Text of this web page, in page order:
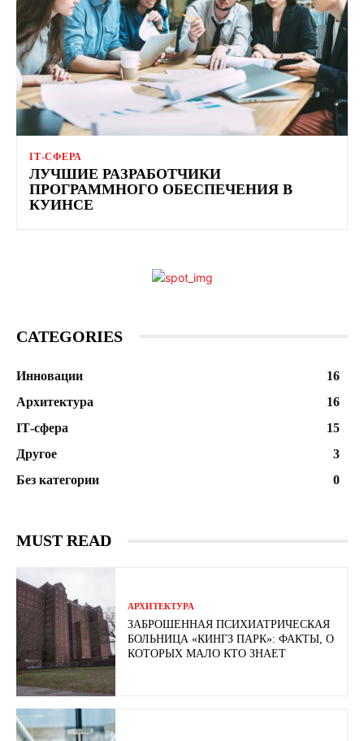
ІТ-СФЕРА
ЛУЧШИЕ РАЗРАБОТЧИКИ
ПРОГРАММНОГО ОБЕСПЕЧЕНИЯ В
КУИНСЕ
CATEGORIES
Инновации
16
Архитектура
16
ІТ-сфера
15
Другое
3
Без категории
0
MUST READ
АРХИТЕКТУРА
ЗАБРОШЕННАЯ ПСИХИАТРИЧЕСКАЯ
БОЛЬНИЦА «КИНГЗ ПАРК»: ФАКТЫ, О
КОТОРЫХ МАЛО КТО ЗНАЕТ